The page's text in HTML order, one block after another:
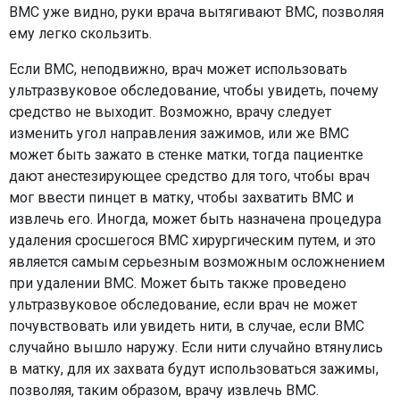
ВМС уже видно, руки врача вытягивают ВМС, позволяя
ему легко скользить.
Если ВМС, неподвижно, врач может использовать
ультразвуковое обследование, чтобы увидеть, почему
средство не выходит. Возможно, врачу следует
изменить угол направления зажимов, или же ВМС
может быть зажато в стенке матки, тогда пациентке
дают анестезирующее средство для того, чтобы врач
мог ввести пинцет в матку, чтобы захватить ВМС и
извлечь его. Иногда, может быть назначена процедура
удаления сросшегося ВМС хирургическим путем, и это
является самым серьезным возможным осложнением
при удалении ВМС. Может быть также проведено
ультразвуковое обследование, если врач не может
почувствовать или увидеть нити, в случае, если ВМС
случайно вышло наружу. Если нити случайно втянулись
в матку, для их захвата будут использоваться зажимы,
позволяя, таким образом, врачу извлечь ВМС.